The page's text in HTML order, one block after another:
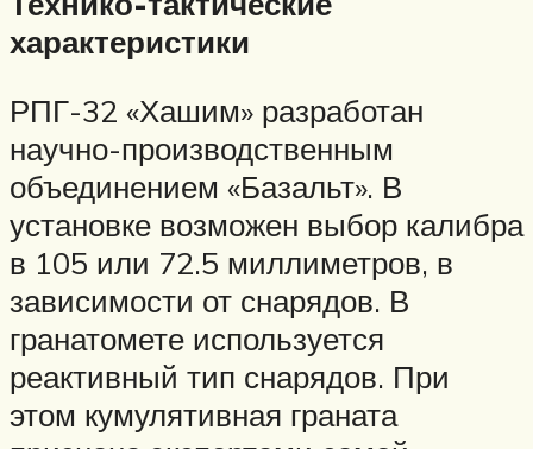
характеристики
РПГ-32 «Хашим» разработан
научно-производственным
объединением «Базальт». В
установке возможен выбор калибра
в 105 или 72.5 миллиметров, в
зависимости от снарядов. В
гранатомете используется
реактивный тип снарядов. При
этом кумулятивная граната